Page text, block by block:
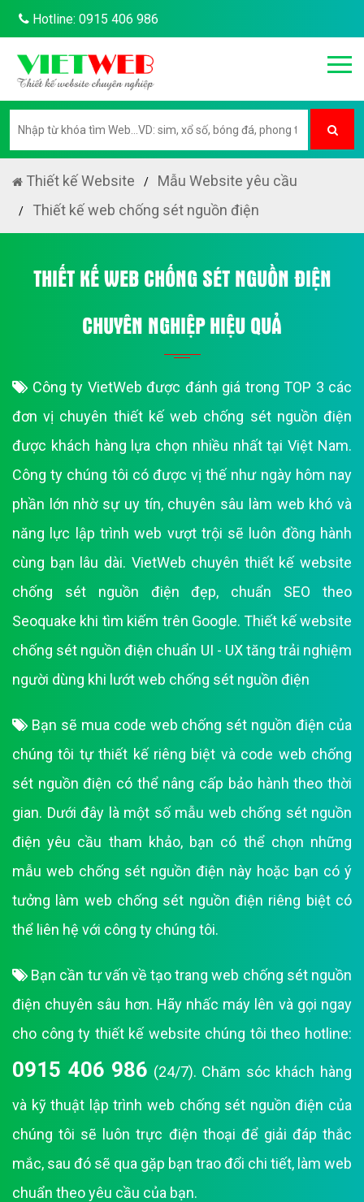
Hotline: 0915 406 986
Thiết kế Website
Mẫu Website yêu cầu
Thiết kế web chống sét nguồn điện
THIẾT KẾ WEB CHỐNG SÉT NGUỒN ĐIỆN
CHUYÊN NGHIỆP HIỆU QUẢ
Công ty VietWeb được đánh giá trong TOP 3 các
đơn vị chuyên thiết kế web chống sét nguồn điện
được khách hàng lựa chọn nhiều nhất tại Việt Nam.
Công ty chúng tôi có được vị thế như ngày hôm nay
phần lớn nhờ sự uy tín, chuyên sâu làm web khó và
năng lực lập trình web vượt trội sẽ luôn đồng hành
cùng bạn lâu dài. VietWeb chuyên thiết kế website
chống sét nguồn điện đẹp, chuẩn SEO theo
Seoquake khi tìm kiếm trên Google. Thiết kế website
chống sét nguồn điện chuẩn UI - UX tăng trải nghiệm
người dùng khi lướt web chống sét nguồn điện
Bạn sẽ mua code web chống sét nguồn điện của
chúng tôi tự thiết kế riêng biệt và code web chống
sét nguồn điện có thể nâng cấp bảo hành theo thời
gian. Dưới đây là một số mẫu web chống sét nguồn
điện yêu cầu tham khảo, bạn có thể chọn những
mẫu web chống sét nguồn điện này hoặc bạn có ý
tưởng làm web chống sét nguồn điện riêng biệt có
thể liên hệ với công ty chúng tôi.
Bạn cần tư vấn về tạo trang web chống sét nguồn
điện chuyên sâu hơn. Hãy nhấc máy lên và gọi ngay
cho công ty thiết kế website chúng tôi theo hotline:
0915 406 986 (24/7). Chăm sóc khách hàng
và kỹ thuật lập trình web chống sét nguồn điện của
chúng tôi sẽ luôn trực điện thoại để giải đáp thắc
mắc, sau đó sẽ qua gặp bạn trao đổi chi tiết, làm web
chuẩn theo yêu cầu của bạn.